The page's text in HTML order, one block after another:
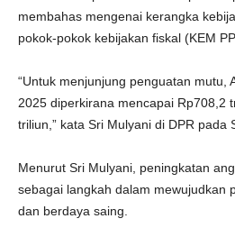
membahas mengenai kerangka
pokok-pokok kebijakan fiskal (KEM
“Untuk menjunjung penguatan mutu,
2025 diperkirana mencapai Rp708,2
triliun,” kata Sri Mulyani di DPR pada
Menurut Sri Mulyani, peningkatan
sebagai langkah dalam mewujudkan
dan berdaya saing.